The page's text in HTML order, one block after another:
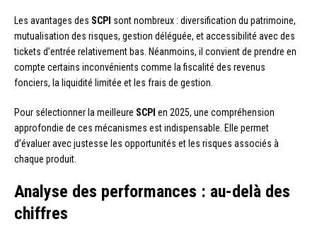
Les avantages des SCPI sont nombreux : diversification du patrimoine,
mutualisation des risques, gestion déléguée, et accessibilité avec des
tickets d’entrée relativement bas. Néanmoins, il convient de prendre en
compte certains inconvénients comme la fiscalité des revenus
fonciers, la liquidité limitée et les frais de gestion.
Pour sélectionner la meilleure SCPI en 2025, une compréhension
approfondie de ces mécanismes est indispensable. Elle permet
d’évaluer avec justesse les opportunités et les risques associés à
chaque produit.
Analyse des performances : au-delà des
chiffres